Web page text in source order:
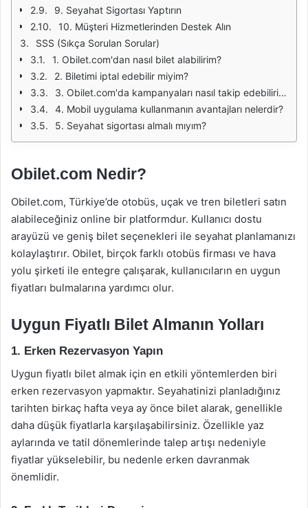
9. Seyahat Sigortası Yaptırın
10. Müşteri Hizmetlerinden Destek Alın
SSS (Sıkça Sorulan Sorular)
1. Obilet.com'dan nasıl bilet alabilirim?
2. Biletimi iptal edebilir miyim?
3. Obilet.com'da kampanyaları nasıl takip edebilirim?
4. Mobil uygulama kullanmanın avantajları nelerdir?
5. Seyahat sigortası almalı mıyım?
Obilet.com Nedir?
Obilet.com, Türkiye’de otobüs, uçak ve tren biletleri satın
alabileceğiniz online bir platformdur. Kullanıcı dostu
arayüzü ve geniş bilet seçenekleri ile seyahat planlamanızı
kolaylaştırır. Obilet, birçok farklı otobüs firması ve hava
yolu şirketi ile entegre çalışarak, kullanıcıların en uygun
fiyatları bulmalarına yardımcı olur.
Uygun Fiyatlı Bilet Almanın Yolları
1. Erken Rezervasyon Yapın
Uygun fiyatlı bilet almak için en etkili yöntemlerden biri
erken rezervasyon yapmaktır. Seyahatinizi planladığınız
tarihten birkaç hafta veya ay önce bilet alarak, genellikle
daha düşük fiyatlarla karşılaşabilirsiniz. Özellikle yaz
aylarında ve tatil dönemlerinde talep artışı nedeniyle
fiyatlar yükselebilir, bu nedenle erken davranmak
önemlidir.